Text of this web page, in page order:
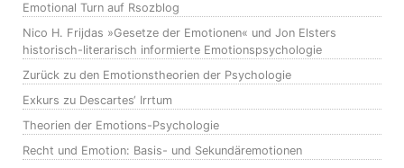
Emotional Turn auf Rsozblog
Nico H. Frijdas »Gesetze der Emotionen« und Jon Elsters
historisch-literarisch informierte Emotionspsychologie
Zurück zu den Emotionstheorien der Psychologie
Exkurs zu Descartes‘ Irrtum
Theorien der Emotions-Psychologie
Recht und Emotion: Basis- und Sekundäremotionen